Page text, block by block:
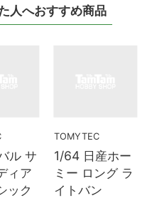
人へおすすめ商品
ル サ
ィア
ック
TOMYTEC
1/64 日産ホー
ミー ロング ラ
イトバン